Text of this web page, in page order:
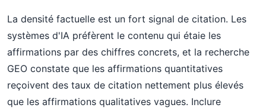
La densité factuelle est un fort signal de citation. Les
systèmes d'IA préfèrent le contenu qui étaie les
affirmations par des chiffres concrets, et la recherche
GEO constate que les affirmations quantitatives
reçoivent des taux de citation nettement plus élevés
que les affirmations qualitatives vagues. Inclure